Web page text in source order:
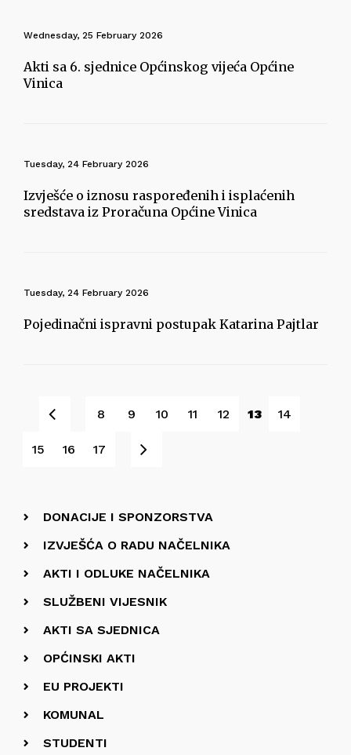
Wednesday, 25 February 2026
Akti sa 6. sjednice Općinskog vijeća Općine
Vinica
Tuesday, 24 February 2026
Izvješće o iznosu raspoređenih i isplaćenih
sredstava iz Proračuna Općine Vinica
Tuesday, 24 February 2026
Pojedinačni ispravni postupak Katarina Pajtlar
8 9 10 11 12 13 14
15 16 17
DONACIJE I SPONZORSTVA
IZVJEŠĆA O RADU NAČELNIKA
AKTI I ODLUKE NAČELNIKA
SLUŽBENI VIJESNIK
AKTI SA SJEDNICA
OPĆINSKI AKTI
EU PROJEKTI
KOMUNAL
STUDENTI